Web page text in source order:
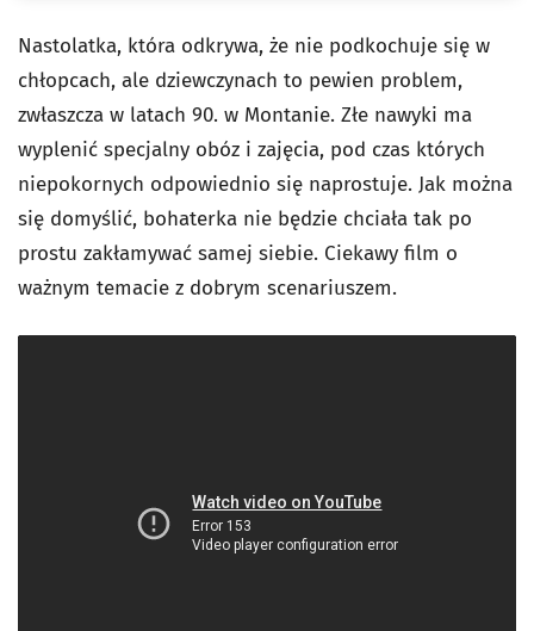
Nastolatka, która odkrywa, że nie podkochuje się w
chłopcach, ale dziewczynach to pewien problem,
zwłaszcza w latach 90. w Montanie. Złe nawyki ma
wyplenić specjalny obóz i zajęcia, pod czas których
niepokornych odpowiednio się naprostuje. Jak można
się domyślić, bohaterka nie będzie chciała tak po
prostu zakłamywać samej siebie. Ciekawy film o
ważnym temacie z dobrym scenariuszem.